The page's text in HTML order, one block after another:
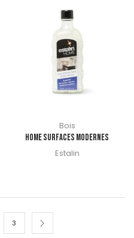
Bois
HOME SURFACES MODERNES
Estalin
3